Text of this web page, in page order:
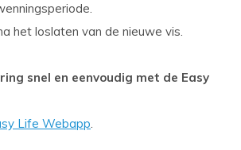
het loslaten van de nieuwe vis.
snel en eenvoudig met de Easy
Life Webapp.